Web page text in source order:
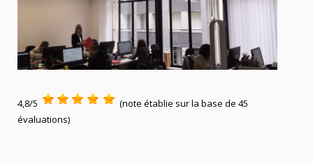
4,8/5
(note établie sur la base de 45
évaluations)